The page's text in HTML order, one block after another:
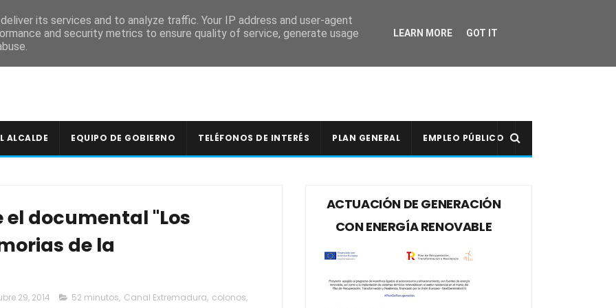
ALCALDE EQUIPO DE GOBIERNO TELÉFONOS DE INTERÉS PLAN GENERAL EMPLEO PÚBLICO
documental "Los
de la
29, 2014 52 minutos, Canal Extremadura, colonos,
ACTUACIÓN DE GENERACIÓN
CON ENERGÍA RENOVABLE
its services and to analyze traffic. Your IP address and user-agent
and security metrics to ensure quality of service, generate usage
LEARN MORE GOT IT